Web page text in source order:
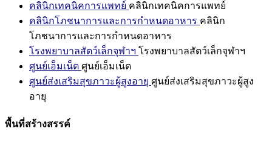
คลินิกเทคนิคการแพทย์ คลินิกเทคนิคการแพทย์
คลินิกโภชนาการและการกำหนดอาหาร คลินิก
โภชนาการและการกำหนดอาหาร
โรงพยาบาลสัตว์เล็กจุฬาฯ โรงพยาบาลสัตว์เล็กจุฬาฯ
ศูนย์เอ็มเน็ต ศูนย์เอ็มเน็ต
ศูนย์ส่งเสริมสุขภาวะผู้สูงอายุ ศูนย์ส่งเสริมสุขภาวะผู้สูง
อายุ
พื้นที่สร้างสรรค์